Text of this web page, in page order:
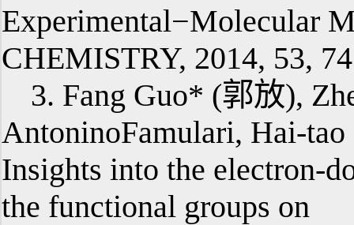
Experimental−Molecular
CHEMISTRY, 2014, 53,
3. Fang Guo* (郭放),
AntoninoFamulari, Hai-
Insights into the electron-
the functional groups on